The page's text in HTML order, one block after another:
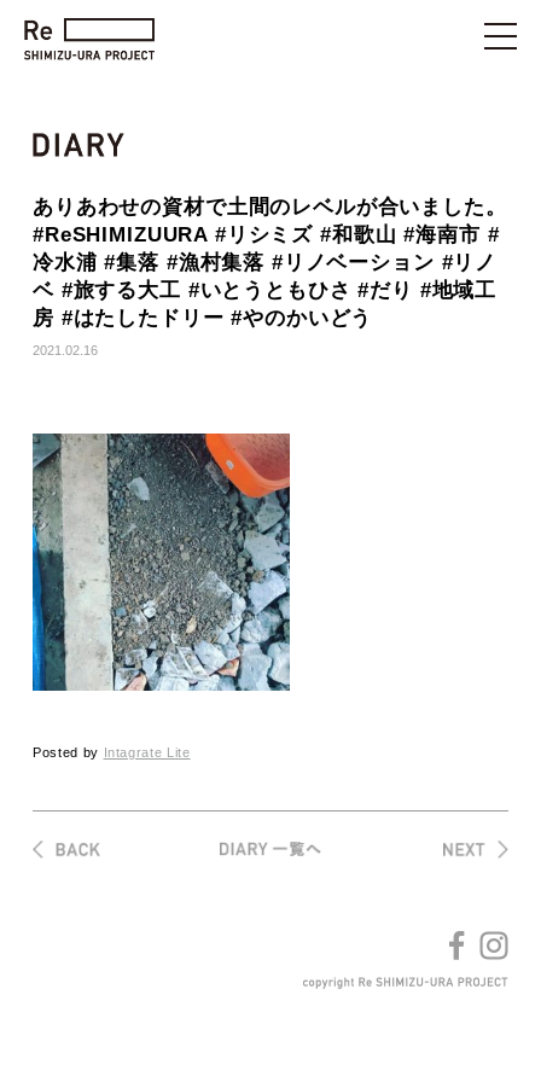
ありあわせの資材で土間のレベルが合いました。
#ReSHIMIZUURA #リシミズ #和歌山 #海南市 #
冷水浦 #集落 #漁村集落 #リノベーション #リノ
ベ #旅する大工 #いとうともひさ #だり #地域工
房 #はたしたドリー #やのかいどう
2021.02.16
Posted by Intagrate Lite